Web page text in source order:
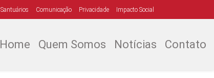
Santuários Comunicação Privacidade Impacto Social
Home Quem Somos Notícias Contato